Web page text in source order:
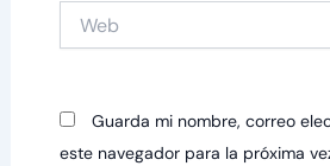
Guarda mi nombre, correo
este navegador para la próxima